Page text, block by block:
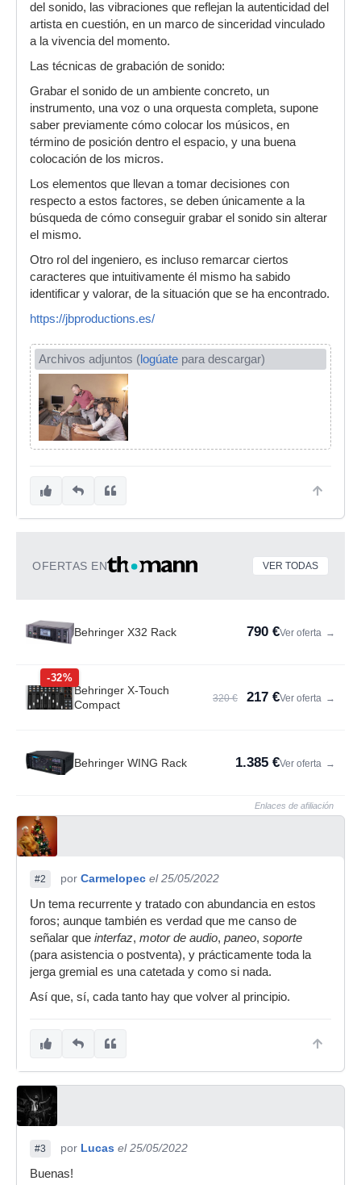
del sonido, las vibraciones que reflejan la autenticidad del
artista en cuestión, en un marco de sinceridad vinculado
a la vivencia del momento.
Las técnicas de grabación de sonido:
Grabar el sonido de un ambiente concreto, un
instrumento, una voz o una orquesta completa, supone
saber previamente cómo colocar los músicos, en
término de posición dentro el espacio, y una buena
colocación de los micros.
Los elementos que llevan a tomar decisiones con
respecto a estos factores, se deben únicamente a la
búsqueda de cómo conseguir grabar el sonido sin alterar
el mismo.
Otro rol del ingeniero, es incluso remarcar ciertos
caracteres que intuitivamente él mismo ha sabido
identificar y valorar, de la situación que se ha encontrado.
https://jbproductions.es/
Archivos adjuntos (logúate para descargar)
OFERTAS EN VER TODAS
Behringer X32 Rack 790 €Ver oferta →
-32%
Behringer X-Touch
Compact
320 € 217 €Ver oferta →
Behringer WING Rack 1.385 €Ver oferta →
Enlaces de afiliación
#2 por Carmelopec el 25/05/2022
Un tema recurrente y tratado con abundancia en estos
foros; aunque también es verdad que me canso de
señalar que interfaz, motor de audio, paneo, soporte
(para asistencia o postventa), y prácticamente toda la
jerga gremial es una catetada y como si nada.
Así que, sí, cada tanto hay que volver al principio.
#3 por Lucas el 25/05/2022
Buenas!